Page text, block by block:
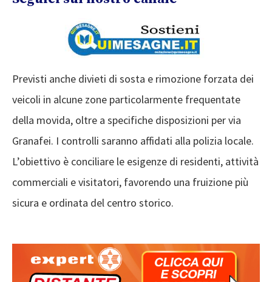
Previsti anche divieti di sosta e rimozione forzata dei
veicoli in alcune zone particolarmente frequentate
della movida, oltre a specifiche disposizioni per via
Granafei. I controlli saranno affidati alla polizia locale.
L’obiettivo è conciliare le esigenze di residenti, attività
commerciali e visitatori, favorendo una fruizione più
sicura e ordinata del centro storico.